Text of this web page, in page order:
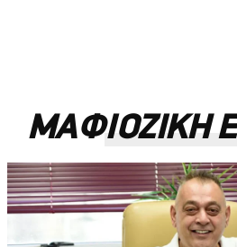
ΜΑΦΙΟΖΙΚΗ